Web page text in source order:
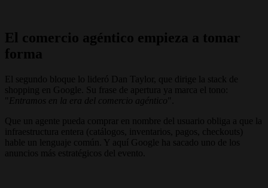
El comercio agéntico empieza a tomar
forma
El segundo bloque lo lideró Dan Taylor, que dirige la stack de
shopping en Google. Su frase de apertura ya marca el tono:
" Entramos en la era del comercio agéntico".
Que un agente pueda comprar en nombre del usuario obliga a que la
infraestructura entera (catálogos, inventarios, pagos, checkouts)
hable un lenguaje común. Y aquí Google ha sacado uno de los
anuncios más estratégicos del evento.